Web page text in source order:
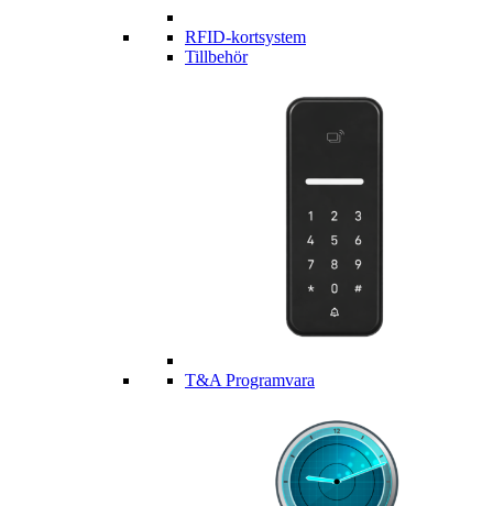
RFID-kortsystem
Tillbehör
T&A Programvara